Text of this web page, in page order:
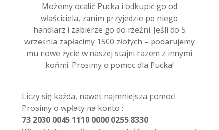
Możemy ocalić Pucka i odkupić go od
właściciela, zanim przyjedzie po niego
handlarz i zabierze go do rzeźni. Jeśli do 5
września zapłacimy 1500 złotych – podarujemy
mu nowe życie w naszej stajni razem z innymi
końmi. Prosimy o pomoc dla Pucka!
Liczy się każda, nawet najmniejsza pomoc!
Prosimy o wpłaty na konto :
73 2030 0045 1110 0000 0255 8330